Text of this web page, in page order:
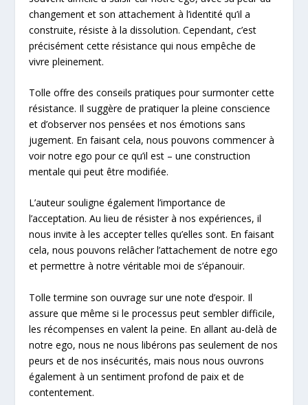
changement et son attachement à l’identité qu’il a
construite, résiste à la dissolution. Cependant, c’est
précisément cette résistance qui nous empêche de
vivre pleinement.
Tolle offre des conseils pratiques pour surmonter cette
résistance. Il suggère de pratiquer la pleine conscience
et d’observer nos pensées et nos émotions sans
jugement. En faisant cela, nous pouvons commencer à
voir notre ego pour ce qu’il est – une construction
mentale qui peut être modifiée.
L’auteur souligne également l’importance de
l’acceptation. Au lieu de résister à nos expériences, il
nous invite à les accepter telles qu’elles sont. En faisant
cela, nous pouvons relâcher l’attachement de notre ego
et permettre à notre véritable moi de s’épanouir.
Tolle termine son ouvrage sur une note d’espoir. Il
assure que même si le processus peut sembler difficile,
les récompenses en valent la peine. En allant au-delà de
notre ego, nous ne nous libérons pas seulement de nos
peurs et de nos insécurités, mais nous nous ouvrons
également à un sentiment profond de paix et de
contentement.